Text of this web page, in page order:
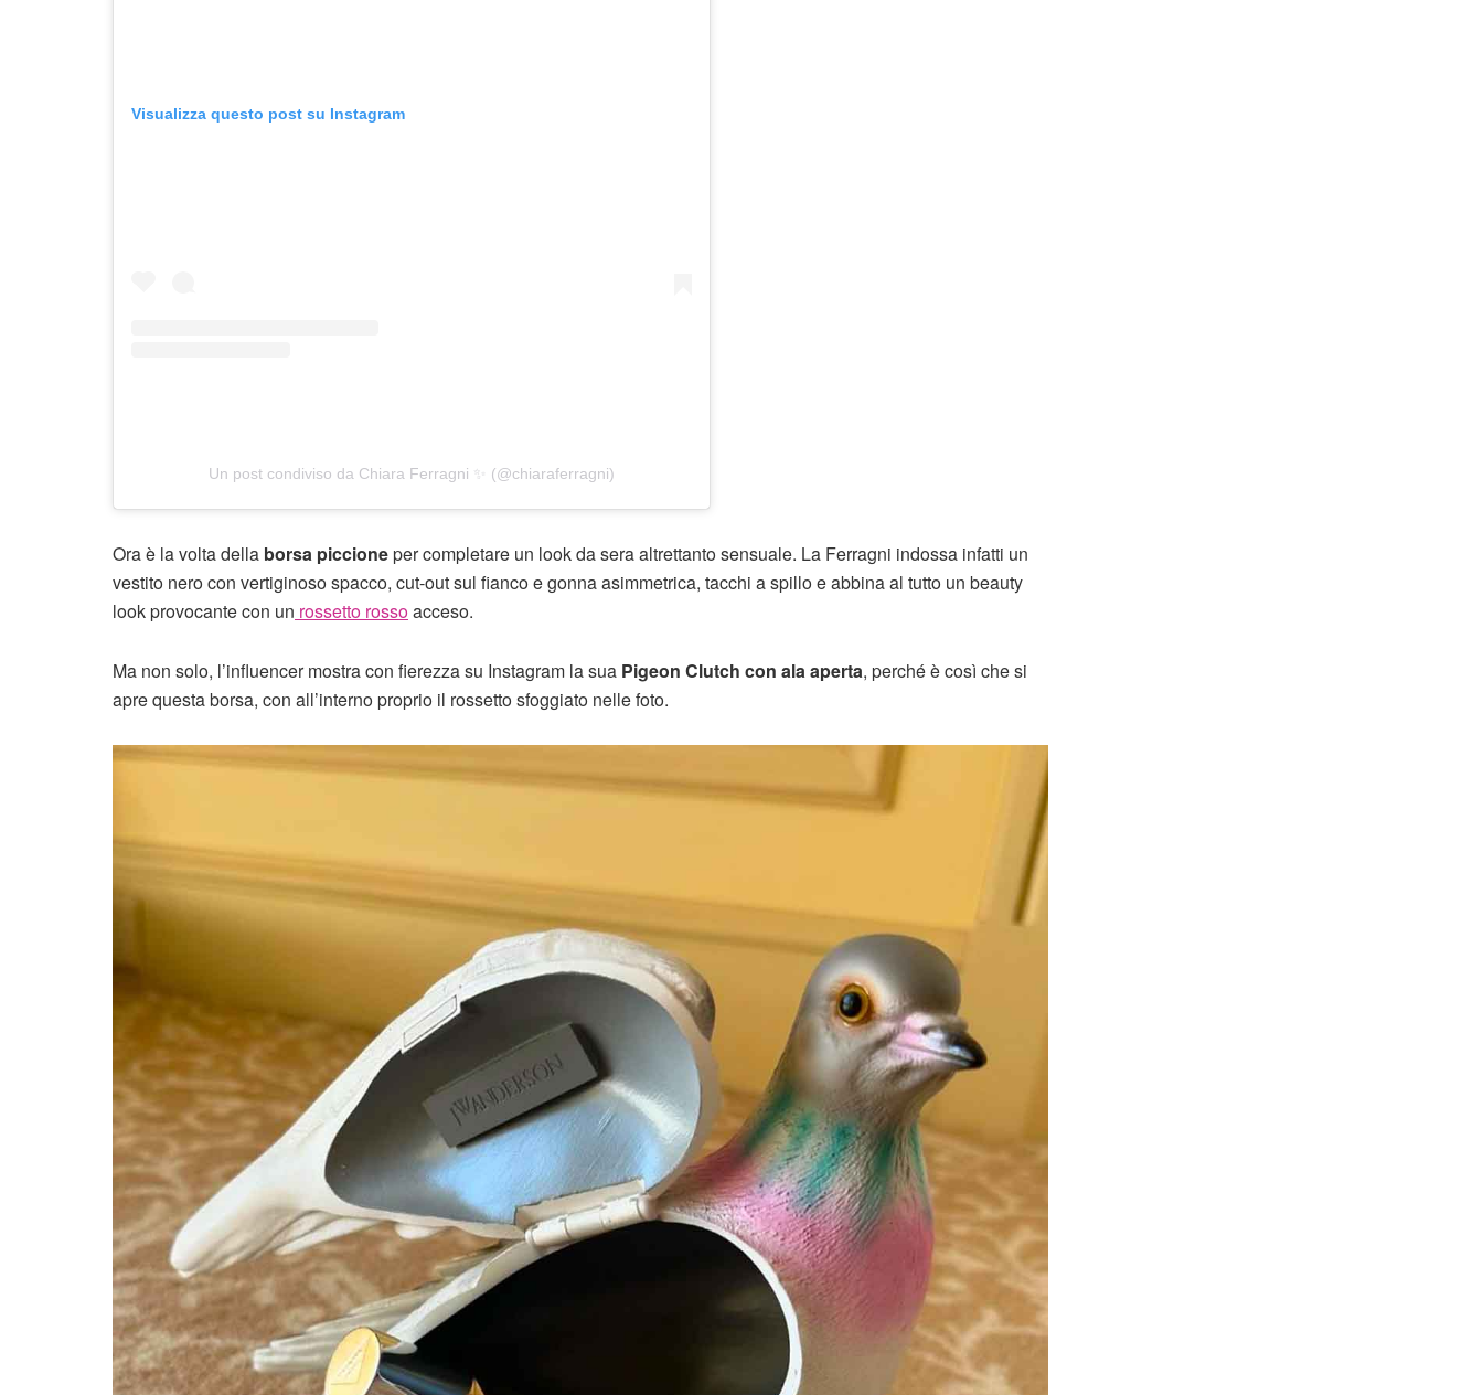
Visualizza questo post su Instagram
Un post condiviso da Chiara Ferragni ✨ (@chiaraferragni)
Ora è la volta della borsa piccioneper completare un look da sera altrettanto sensuale. La Ferragni indossa infatti un
vestito nero con vertiginoso spacco, cut-out sul fianco e gonna asimmetrica, tacchi a spillo e abbina al tutto un beauty
look provocante con un rossetto rossoacceso.
Ma non solo, l’influencer mostra con fierezza su Instagram la sua Pigeon Clutch con ala aperta, perché è così che si
apre questa borsa, con all’interno proprio il rossetto sfoggiato nelle foto.